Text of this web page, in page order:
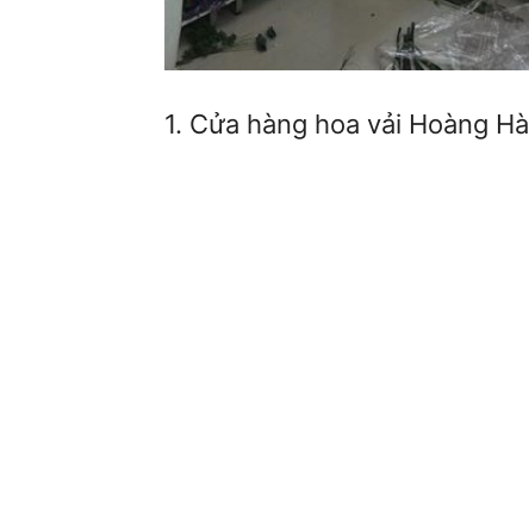
1. Cửa hàng hoa vải Hoàng Hà